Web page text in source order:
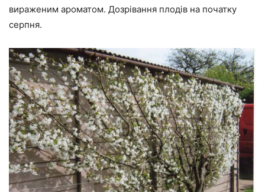
вираженим ароматом. Дозрівання плодів на початку
серпня.